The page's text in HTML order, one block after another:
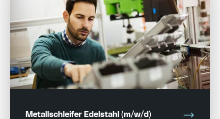
Metallschleifer Edelstahl (m/w/d)